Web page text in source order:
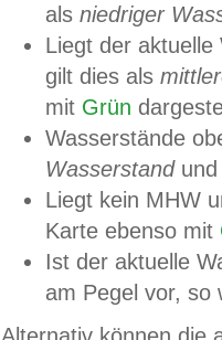
als niedriger
Liegt der
gilt dies als
mit Grün
Wasserstände
Wasserstandund
Liegt kein MHW
Karte ebenso mit
Ist der aktuelle
am Pegel vor,
Alternativ können die